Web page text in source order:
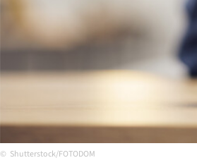
Shutterstock/FOTODOM